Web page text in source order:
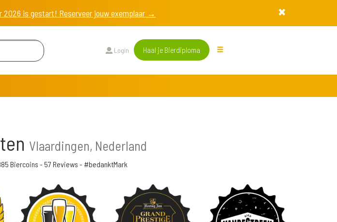
2026 is gestart! Reserveer jouw exemplaar →
Login Haal je Bierdiploma
Vlaardingen, Nederland
Biercoins - 57 Reviews - #bedanktMark